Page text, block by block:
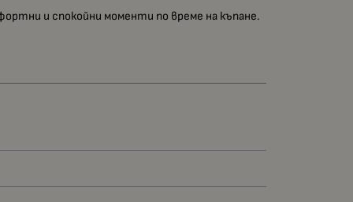
и спокойни моменти по време на къпане.